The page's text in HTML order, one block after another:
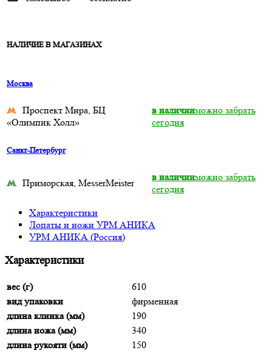
НАЛИЧИЕ В МАГАЗИНАХ
Москва
Проспект Мира, БЦ
«Олимпик Холл»
в наличииможно забрать
сегодня
Санкт-Петербург
Приморская, MesserMeister
в наличииможно забрать
сегодня
Характеристики
Лопаты и ножи УРМ АНИКА
УРМ АНИКА (Россия)
Характеристики
вес (г)
610
вид упаковки
фирменная
длина клинка (мм)
190
длина ножа (мм)
340
длина рукояти (мм)
150